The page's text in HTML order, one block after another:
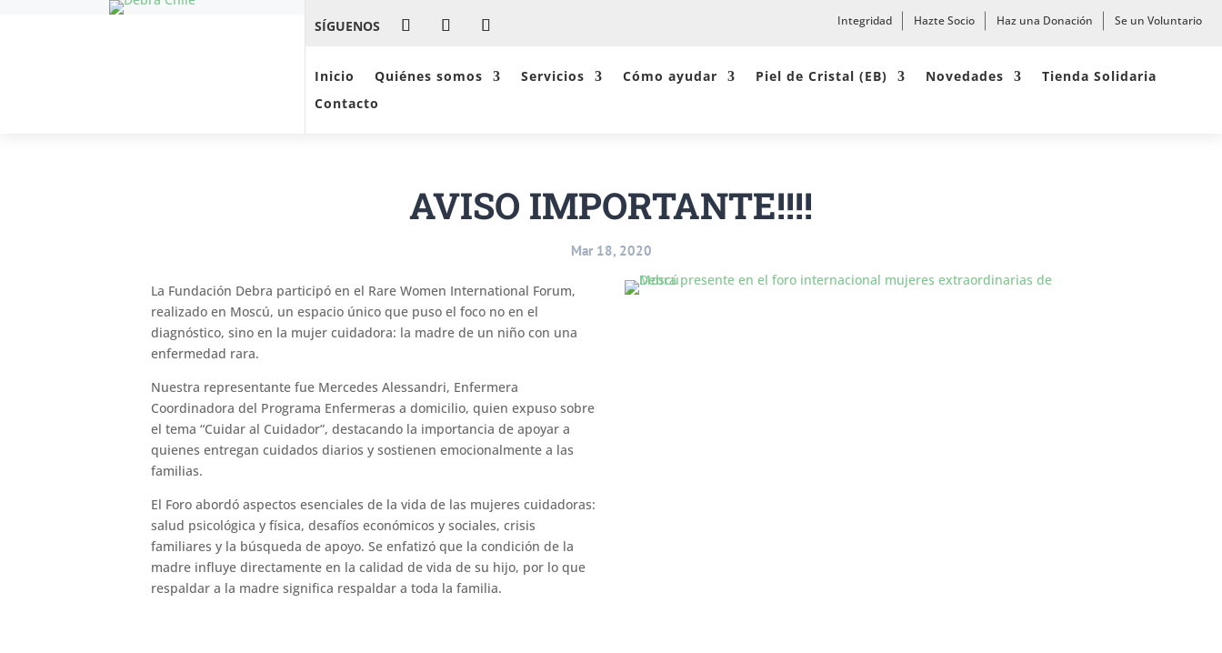
SÍGUENOS Integridad Hazte Socio Haz una Donación Se un Voluntario
Inicio Quiénes somos Servicios Cómo ayudar Piel de Cristal (EB) Novedades
Tienda Solidaria
Contacto
AVISO IMPORTANTE!!!!
Mar 18, 2020
La Fundación Debra participó en el Rare Women International Forum,
realizado en Moscú, un espacio único que puso el foco no en el
diagnóstico, sino en la mujer cuidadora: la madre de un niño con una
enfermedad rara.
Nuestra representante fue Mercedes Alessandri, Enfermera
Coordinadora del Programa Enfermeras a domicilio, quien expuso sobre
el tema “Cuidar al Cuidador”, destacando la importancia de apoyar a
quienes entregan cuidados diarios y sostienen emocionalmente a las
familias.
El Foro abordó aspectos esenciales de la vida de las mujeres cuidadoras:
salud psicológica y física, desafíos económicos y sociales, crisis
familiares y la búsqueda de apoyo. Se enfatizó que la condición de la
madre influye directamente en la calidad de vida de su hijo, por lo que
respaldar a la madre significa respaldar a toda la familia.